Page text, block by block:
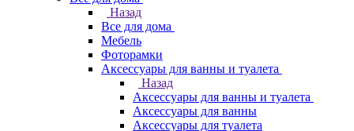
Назад
Все для дома
Мебель
Фоторамки
Аксессуары для ванны и туалета
Назад
Аксессуары для ванны и туалета
Аксессуары для ванны
Аксессуары для туалета